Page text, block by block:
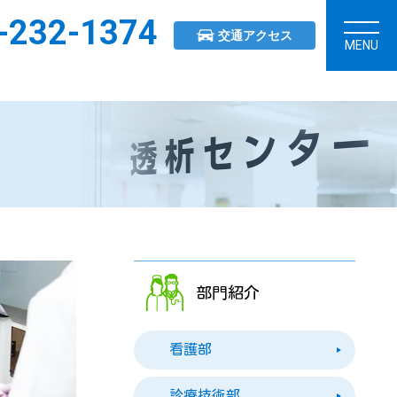
1374 交通アクセス
MENU
部門紹介
看護部